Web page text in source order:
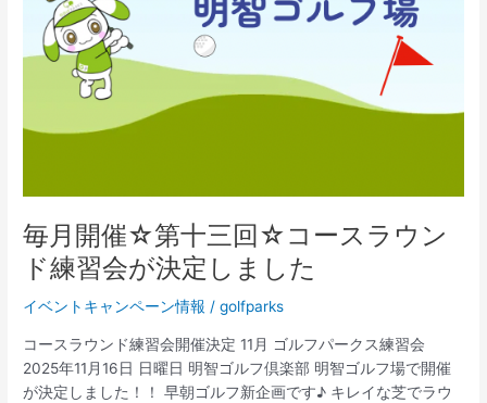
毎月開催☆第十三回☆コースラウン
ド練習会が決定しました
イベントキャンペーン情報 /golfparks
コースラウンド練習会開催決定 11月 ゴルフパークス練習会
2025年11月16日 日曜日 明智ゴルフ倶楽部 明智ゴルフ場で開催
が決定しました！！ 早朝ゴルフ新企画です♪ キレイな芝でラウ
ス
ン
習
会
が
決
し
ま
し
た